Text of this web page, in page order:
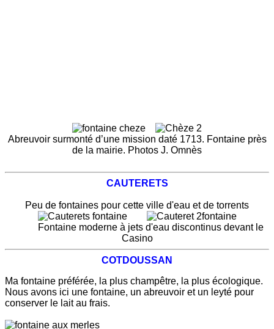
Abreuvoir surmonté d’une mission daté 1713. Fontaine près
de la mairie. Photos J. Omnès
CAUTERETS
Peu de fontaines pour cette ville d'eau et de torrents
Fontaine moderne à jets d'eau discontinus devant le
Casino
COTDOUSSAN
Ma fontaine préférée, la plus champêtre, la plus écologique.
Nous avons ici une fontaine, un abreuvoir et un leyté pour
conserver le lait au frais.